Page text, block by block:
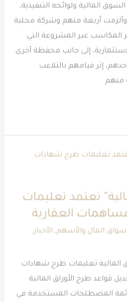
المالية ولوائحه التنفيذية،
ريال، وألزمت أربعة منهم وشركة محلية
نظير المكاسب غير المشروعة التي
إلى جانب محفظة أخرى
إثر قيامهم بالتلاعب
منهم
تعتمد تعليمات
العقارية
المال والأسهم, الأخبار,
تعليمات طرح شهادات
قواعد طرح الأوراق المالية
المصطلحات المستخدمة في